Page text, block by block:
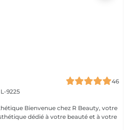
46
9225
dédié à votre beauté et à votre